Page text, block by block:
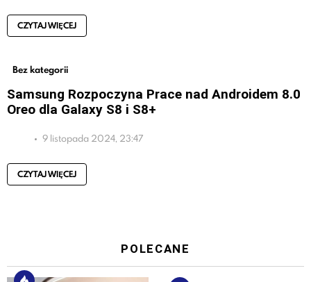
CZYTAJ WIĘCEJ
Bez kategorii
Samsung Rozpoczyna Prace nad Androidem 8.0
Oreo dla Galaxy S8 i S8+
9 listopada 2024, 23:47
CZYTAJ WIĘCEJ
POLECANE